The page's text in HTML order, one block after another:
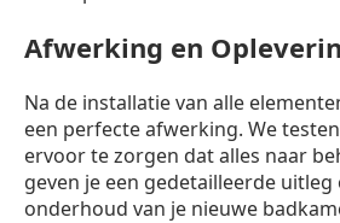
Afwerking en
Na de installatie van alle
een perfecte afwerking. We
ervoor te zorgen dat alles naar
geven je een gedetailleerde uitleg
onderhoud van je nieuwe